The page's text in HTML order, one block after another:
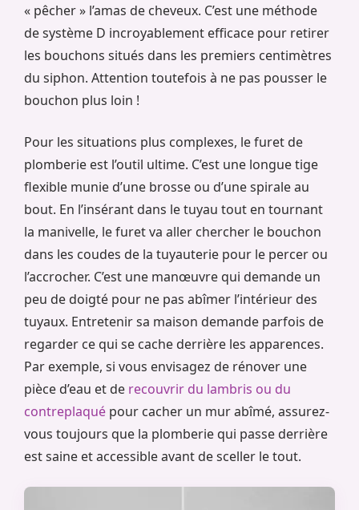
« pêcher » l’amas de cheveux. C’est une méthode
de système D incroyablement efficace pour retirer
les bouchons situés dans les premiers centimètres
du siphon. Attention toutefois à ne pas pousser le
bouchon plus loin !
Pour les situations plus complexes, le furet de
plomberie est l’outil ultime. C’est une longue tige
flexible munie d’une brosse ou d’une spirale au
bout. En l’insérant dans le tuyau tout en tournant
la manivelle, le furet va aller chercher le bouchon
dans les coudes de la tuyauterie pour le percer ou
l’accrocher. C’est une manœuvre qui demande un
peu de doigté pour ne pas abîmer l’intérieur des
tuyaux. Entretenir sa maison demande parfois de
regarder ce qui se cache derrière les apparences.
Par exemple, si vous envisagez de rénover une
pièce d’eau et de recouvrir du lambris ou du
contreplaqué pour cacher un mur abîmé, assurez-
vous toujours que la plomberie qui passe derrière
est saine et accessible avant de sceller le tout.